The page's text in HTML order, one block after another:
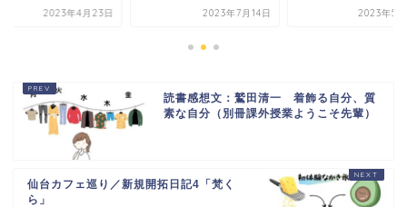
2023年4月23日 2023年7月14日 2023年5
読書感想文：鷲田清一 着飾る自分、質
素な自分（別冊課外授業ようこそ先輩）
仙台カフェ巡り／新規開拓日記4「梵く
ら」